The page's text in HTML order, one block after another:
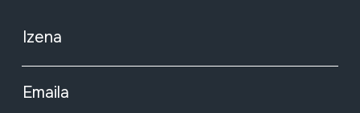
Izena
Emaila